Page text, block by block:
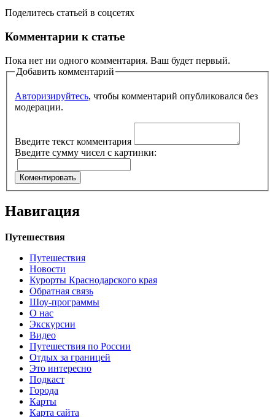
Поделитесь статьей в соцсетях
Комментарии к статье
Пока нет ни одного комментария. Ваш будет первый.
Добавить комментарий
Авторизируйтесь, чтобы комментарий опубликовался без
модерации.
Введите текст комментария
Введите сумму чисел с картинки:
Навигация
Путешествия
Путешествия
Новости
Курорты Краснодарского края
Обратная связь
Шоу-программы
О нас
Экскурсии
Видео
Путешествия по России
Отдых за границей
Это интересно
Подкаст
Города
Карты
Карта сайта